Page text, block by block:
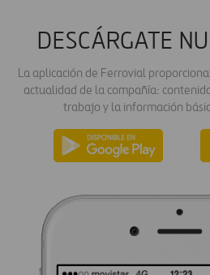
DESCÁRGATE
La aplicación de Ferrovial
actualidad de la compañía:
trabajo y la información